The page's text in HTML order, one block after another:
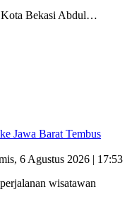
Kota Bekasi Abdul…
Jawa Barat Tembus
6 Agustus 2026 | 17:53
wisatawan